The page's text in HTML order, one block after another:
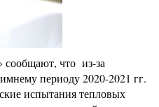
сообщают, что из-за
периоду 2020-2021 гг.
испытания тепловых